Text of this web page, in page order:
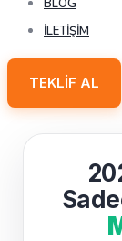
BLOG
İLETIŞIM
TEKLIF AL